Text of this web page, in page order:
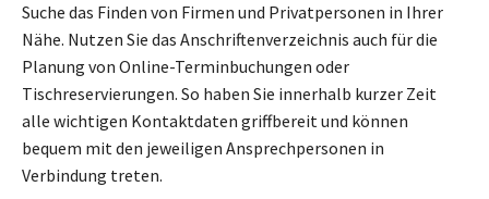
Suche das Finden von Firmen und Privatpersonen in Ihrer
Nähe. Nutzen Sie das Anschriftenverzeichnis auch für die
Planung von Online-Terminbuchungen oder
Tischreservierungen. So haben Sie innerhalb kurzer Zeit
alle wichtigen Kontaktdaten griffbereit und können
bequem mit den jeweiligen Ansprechpersonen in
Verbindung treten.